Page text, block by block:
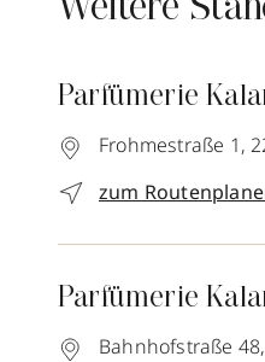
Weitere
Parfümerie
Frohmestraße 1,
zum
Parfümerie
Bahnhofstraße 48,